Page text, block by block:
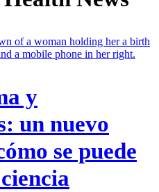
y
un nuevo
se puede